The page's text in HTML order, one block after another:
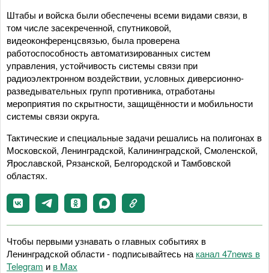
Штабы и войска были обеспечены всеми видами связи, в
том числе засекреченной, спутниковой,
видеоконференцсвязью, была проверена
работоспособность автоматизированных систем
управления, устойчивость системы связи при
радиоэлектронном воздействии, условных диверсионно-
разведывательных групп противника, отработаны
мероприятия по скрытности, защищённости и мобильности
системы связи округа.
Тактические и специальные задачи решались на полигонах в
Московской, Ленинградской, Калининградской, Смоленской,
Ярославской, Рязанской, Белгородской и Тамбовской
областях.
Чтобы первыми узнавать о главных событиях в
Ленинградской области - подписывайтесь на канал 47news в
Telegram и в Maх